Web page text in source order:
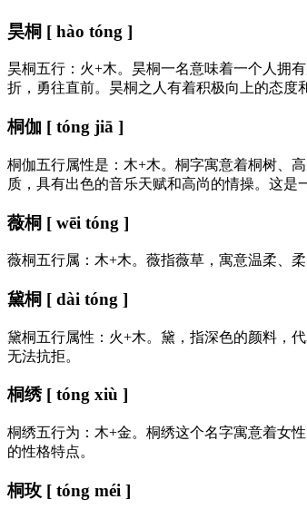
昊桐 [ hào tóng ]
昊桐五行：火+木。昊桐一名意味着一个人拥
折，勇往直前。昊桐之人有着积极向上的态度
桐伽 [ tóng jiā ]
桐伽五行属性是：木+木。桐字寓意着桐树、
质，具有出色的音乐天赋和高尚的情操。这是
薇桐 [ wēi tóng ]
薇桐五行属：木+木。薇指薇草，寓意温柔、
黛桐 [ dài tóng ]
黛桐五行属性：火+木。黛，指深色的颜料，
无法抗拒。
桐绣 [ tóng xiù ]
桐绣五行为：木+金。桐绣这个名字寓意着女
的性格特点。
桐玫 [ tóng méi ]